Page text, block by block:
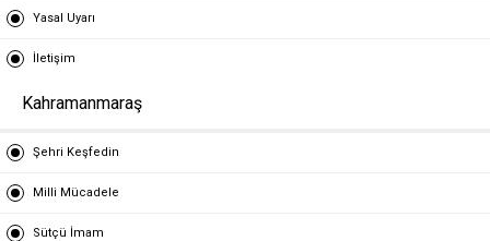
Yasal Uyarı
İletişim
Kahramanmaraş
Şehri Keşfedin
Milli Mücadele
Sütçü İmam